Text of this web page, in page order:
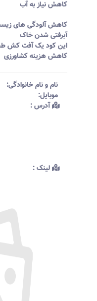
کاهش نیاز به آب
کاهش آلودگی های
آبرفتی شدن خاک
این کود یک آفت کش
کاهش هزینه کشاورزی
نام و نام خانوادگی:‌
موبایل:‌
آدرس :‌
لینک :‌